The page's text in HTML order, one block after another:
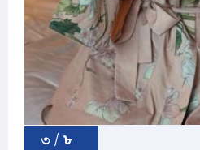
৩ / ৮